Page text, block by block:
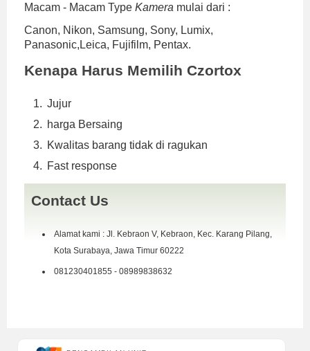
Macam - Macam Type Kamera mulai dari :
Canon, Nikon, Samsung, Sony, Lumix,
Panasonic,Leica, Fujifilm, Pentax.
Kenapa Harus Memilih Czortox
Jujur
harga Bersaing
Kwalitas barang tidak di ragukan
Fast response
Contact Us
Alamat kami : Jl. Kebraon V, Kebraon, Kec. Karang Pilang,
Kota Surabaya, Jawa Timur 60222
081230401855 - 08989838632